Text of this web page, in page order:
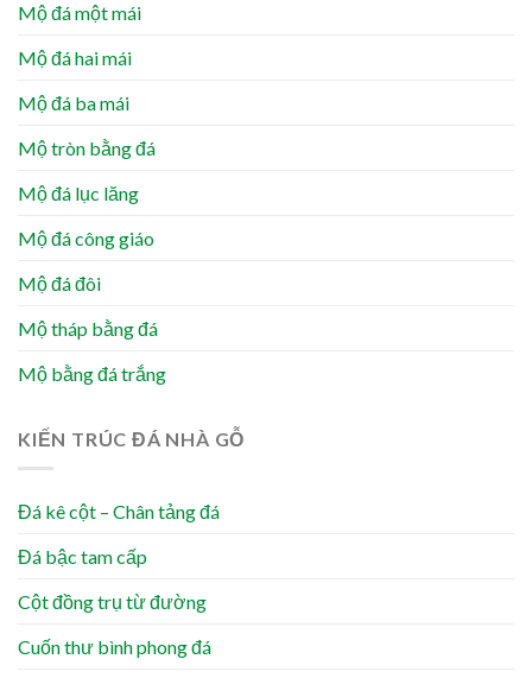
Mộ đá một mái
Mộ đá hai mái
Mộ đá ba mái
Mộ tròn bằng đá
Mộ đá lục lăng
Mộ đá công giáo
Mộ đá đôi
Mộ tháp bằng đá
Mộ bằng đá trắng
KIẾN TRÚC ĐÁ NHÀ GỖ
Đá kê cột – Chân tảng đá
Đá bậc tam cấp
Cột đồng trụ từ đường
Cuốn thư bình phong đá